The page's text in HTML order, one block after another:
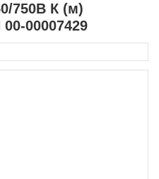
750В К (м)
00007429